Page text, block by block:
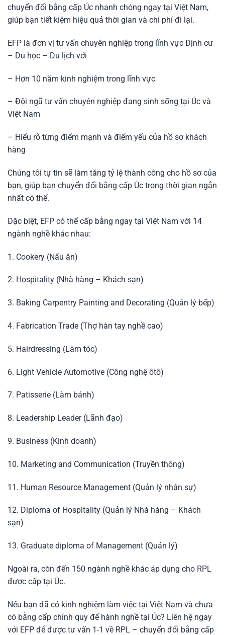
chuyển đổi bằng cấp Úc nhanh chóng ngay tại Việt Nam,
giúp bạn tiết kiệm hiệu quả thời gian và chi phí đi lại.
EFP là đơn vị tư vấn chuyên nghiệp trong lĩnh vực Định cư
– Du học – Du lịch với
– Hơn 10 năm kinh nghiệm trong lĩnh vực
– Đội ngũ tư vấn chuyên nghiệp đang sinh sống tại Úc và
Việt Nam
– Hiểu rõ từng điểm mạnh và điểm yếu của hồ sơ khách
hàng
Chúng tôi tự tin sẽ làm tăng tỷ lệ thành công cho hồ sơ của
bạn, giúp bạn chuyển đổi bằng cấp Úc trong thời gian ngắn
nhất có thể.
Đặc biệt, EFP có thể cấp bằng ngay tại Việt Nam với 14
ngành nghề khác nhau:
1. Cookery (Nấu ăn)
2. Hospitality (Nhà hàng – Khách sạn)
3. Baking Carpentry Painting and Decorating (Quản lý bếp)
4. Fabrication Trade (Thợ hàn tay nghề cao)
5. Hairdressing (Làm tóc)
6. Light Vehicle Automotive (Công nghệ ôtô)
7. Patisserie (Làm bánh)
8. Leadership Leader (Lãnh đạo)
9. Business (Kinh doanh)
10. Marketing and Communication (Truyền thông)
11. Human Resource Management (Quản lý nhân sự)
12. Diploma of Hospitality (Quản lý Nhà hàng – Khách
sạn)
13. Graduate diploma of Management (Quản lý)
Ngoài ra, còn đến 150 ngành nghề khác áp dụng cho RPL
được cấp tại Úc.
Nếu bạn đã có kinh nghiệm làm việc tại Việt Nam và chưa
có bằng cấp chính quy để hành nghề tại Úc? Liên hệ ngay
với EFP để được tư vấn 1-1 về RPL – chuyển đổi bằng cấp